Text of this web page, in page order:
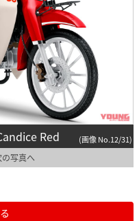
Red (画像 No.12/31)
写真へ